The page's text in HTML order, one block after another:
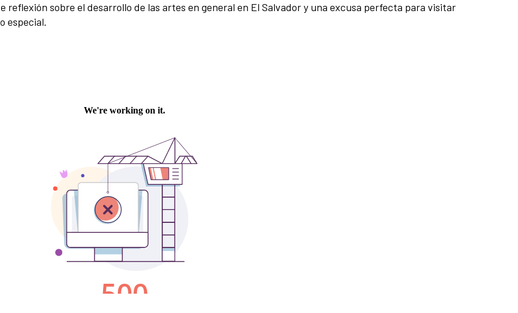
reflexión sobre el desarrollo de las artes en general en El Salvador y una excusa perfecta para visitar
especial.